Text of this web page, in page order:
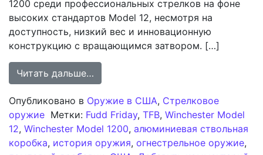
1200 среди профессиональных стрелков на фоне
высоких стандартов Model 12, несмотря на
доступность, низкий вес и инновационную
конструкцию с вращающимся затвором. […]
Читать дальше…
Опубликовано в Оружие в США, Стрелковое
оружие Метки: Fudd Friday, TFB, Winchester Model
12, Winchester Model 1200, алюминиевая ствольная
коробка, история оружия, огнестрельное оружие,